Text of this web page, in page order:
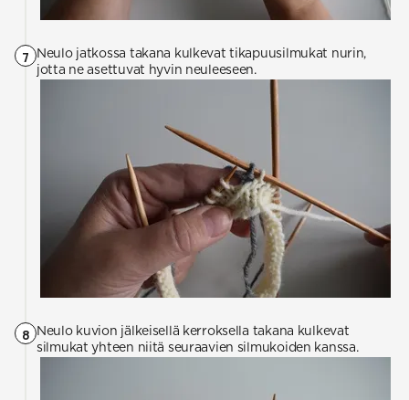
7
Neulo jatkossa takana kulkevat tikapuusilmukat nurin,
jotta ne asettuvat hyvin neuleeseen.
8 Neulo kuvion jälkeisellä kerroksella takana kulkevat
silmukat yhteen niitä seuraavien silmukoiden kanssa.